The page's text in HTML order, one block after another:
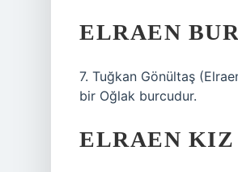
ELRAEN
7. Tuğkan Gönültaş
bir Oğlak burcudur.
ELRAEN